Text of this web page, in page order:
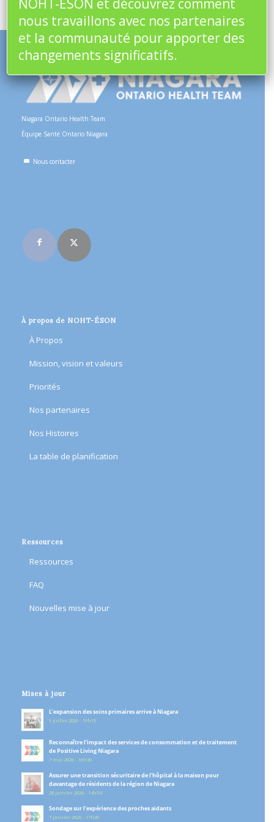
Niagara Ontario Health Team
Équipe Santé Ontario Niagara
Nous contacter
À propos de NOHT-ÉSON
À Propos
Mission, vision et valeurs
Priorités
Nos partenaires
Nos Histoires
​La table de planification​
Ressources
Ressources
FAQ
Nouvelles mise à jour
Mises à jour
L’expansion des soins primaires arrive à Niagara
9 juillet 2026 - 19h15
Reconnaître l’impact des services de consommation et de traitement
de Positive Living Niagara
7 mai 2026 - 16h36
Assurer une transition sécuritaire de l’hôpital à la maison pour
davantage de résidents de la région de Niagara
28 janvier 2026 - 14h54
Sondage sur l’expérience des proches aidants
7 janvier 2026 - 17h26
NOHT-ÉSON et découvrez comment
nous travaillons avec nos partenaires
et la communauté pour apporter des
changements significatifs.